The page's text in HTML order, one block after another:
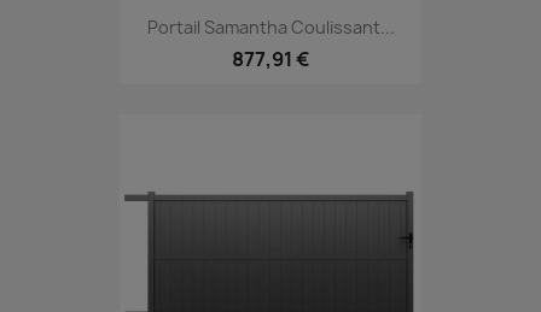
Portail Samantha Coulissant...
877,91 €